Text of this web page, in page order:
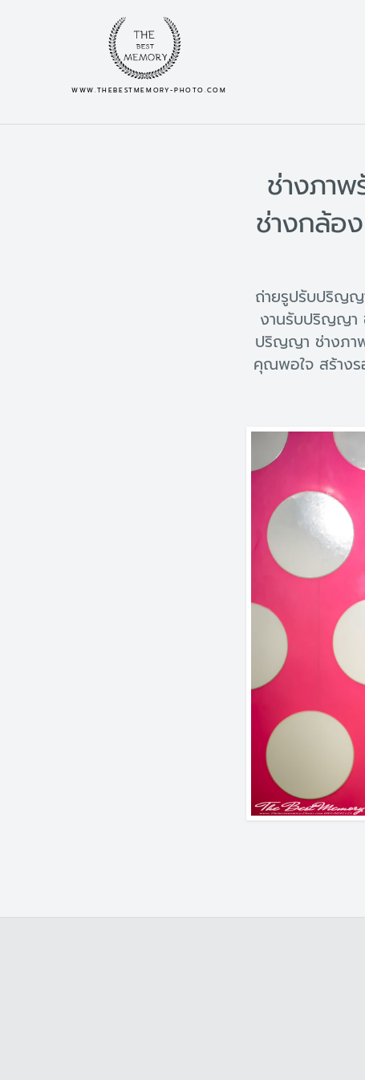
WWW.THEBESTMEMORY-PHOTO.COM
ช่างภา
ช่างกล้อ
ถ่ายรูปรับปริญ
งานรับปริญญา
ปริญญา ช่างภา
คุณพอใจ สร้าง